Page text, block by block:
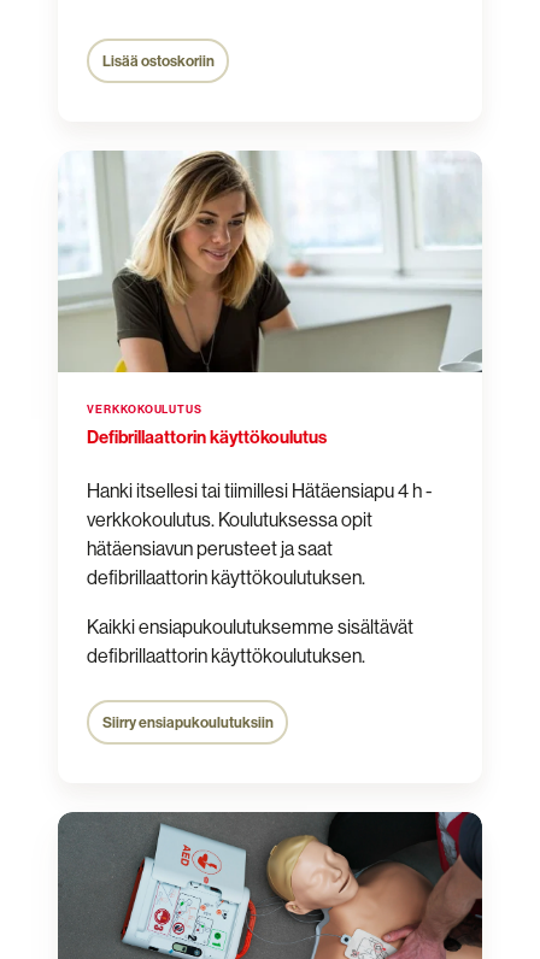
Lisää ostoskoriin
VERKKOKOULUTUS
Defibrillaattorin käyttökoulutus
Hanki itsellesi tai tiimillesi Hätäensiapu 4 h -
verkkokoulutus. Koulutuksessa opit
hätäensiavun perusteet ja saat
defibrillaattorin käyttökoulutuksen.
Kaikki ensiapukoulutuksemme sisältävät
defibrillaattorin käyttökoulutuksen.
Siirry ensiapukoulutuksiin
Defibrillaattorin
käyttökoulutus